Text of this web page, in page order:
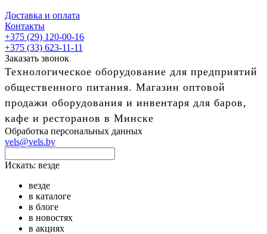
Доставка и оплата
Контакты
+375 (29) 120-00-16
+375 (33) 623-11-11
Заказать звонок
Технологическое оборудование для предприятий
общественного питания. Магазин оптовой
продажи оборудования и инвентаря для баров,
кафе и ресторанов в Минске
Обработка персональных данных
vels@vels.by
Искать: везде
везде
в каталоге
в блоге
в новостях
в акциях